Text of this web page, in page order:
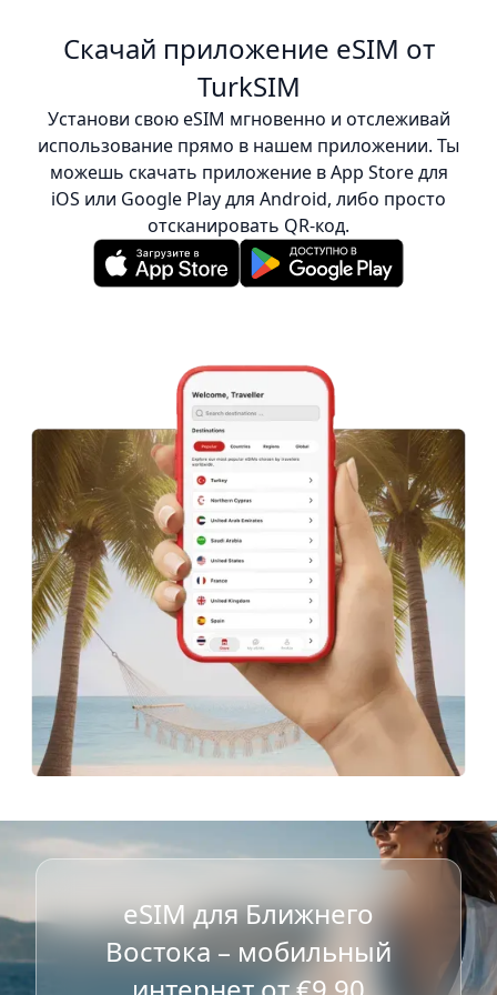
Скачай приложение eSIM от
TurkSIM
Установи свою eSIM мгновенно и отслеживай
использование прямо в нашем приложении. Ты
можешь скачать приложение в App Store для
iOS или Google Play для Android, либо просто
отсканировать QR-код.
eSIM для Ближнего
Востока – мобильный